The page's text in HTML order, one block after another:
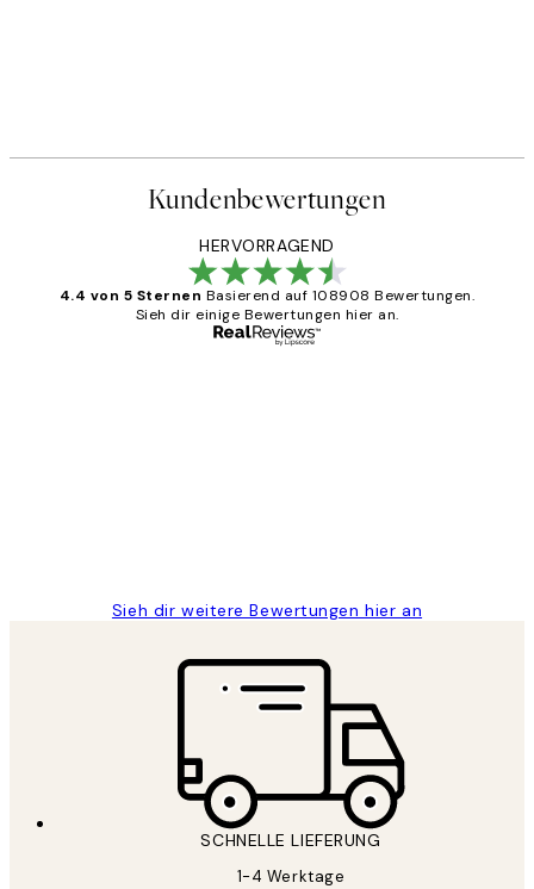
Kundenbewertungen
HERVORRAGEND
4.4 von 5 Sternen Basierend auf 108908 Bewertungen.
Sieh dir einige Bewertungen hier an.
Sieh dir weitere Bewertungen hier an
SCHNELLE LIEFERUNG
1-4 Werktage